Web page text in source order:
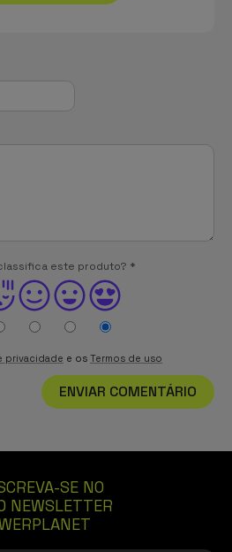
este produto? *
privacidade e os Termos de uso
ENVIAR COMENTÁRIO
SE NO
NEWSLETTER